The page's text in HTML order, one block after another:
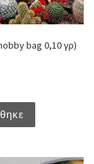
bag 0,10 γρ)